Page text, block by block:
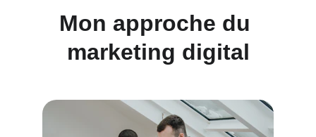
Mon approche du
marketing digital